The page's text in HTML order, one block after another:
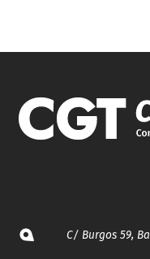
C/ Burgos 59,